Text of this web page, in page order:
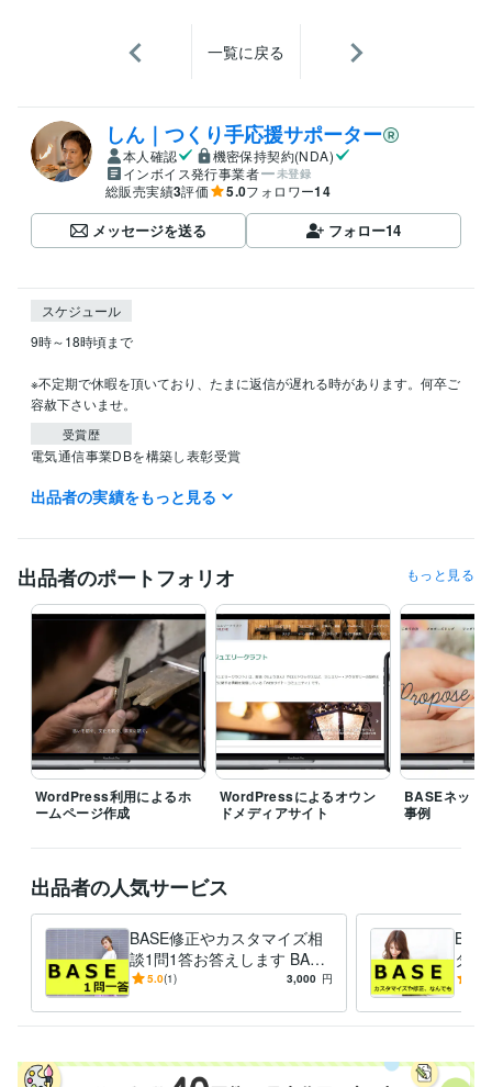
一覧に戻る
しん｜つくり手応援サポーター
本人確認
機密保持契約(NDA)
インボイス発行事業者
未登録
総販売実績3評価 5.0フォロワー14
メッセージを送る フォロー14
スケジュール
9時～18時頃まで
※不定期で休暇を頂いており、たまに返信が遅れる時があります。何卒ご
容赦下さいませ。
受賞歴
電気通信事業DBを構築し表彰受賞
資格・検定
ITパスポート 取得年 : 2020年
ITコーディネータ（ITC） 取得年 : 2020年
ITパスポート 取得年 : 2019年
プログラミング言語・フレームワーク
CSS:15年 HTML:15年JavaScript:15年
SQL:12年
MySQL:12年
ビジネス・クリエイティブツール
WordPress:15年Google サイト:5年Google スプレッドシート:10年
Google スライド:10年Google ドキュメント:10年BASE:5年
EC-CUBE:10年Shopify:5年 STORES:1年カラーミーショップ:2年
Google Analytics:10年
Google Search Console:10年
得意分野
Web制作・HP作成・EC構築 ネットショップ等のWebサイト制作
ホームページ ネットショップ ECサイト ブログ
WordPress
サイト
BASE WEBサイト SEO html
集客・マーケティング相談 WEBやSNS等デジタルマーケティング
WEBサイト Instagram
インスタグラム
ツイッター
フェイスブック LINE メルマガ マーケティング
出品者の実績をもっと見る
出品者のポートフォリオ もっと見る
WordPress利用によるホ
ームページ作成
WordPressによるオウン
ドメディアサイト
BASEネット
事例
出品者の人気サービス
BASE修正やカスタマイズ相
談1問1答お答えします BASE
の使い方や作り方、複雑な商
5.0(1) 3,000 円
タマ
トシ